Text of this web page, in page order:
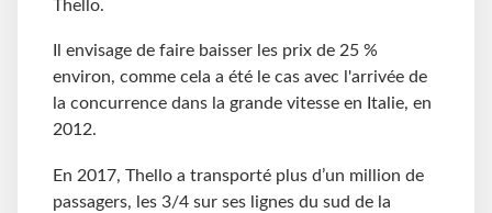
Thello.
Il envisage de faire baisser les prix de 25 %
environ, comme cela a été le cas avec l'arrivée de
la concurrence dans la grande vitesse en Italie, en
2012.
En 2017, Thello a transporté plus d’un million de
passagers, les 3/4 sur ses lignes du sud de la